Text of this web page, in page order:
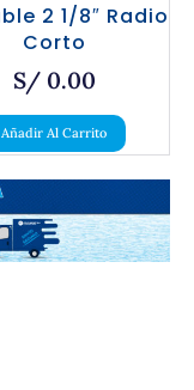
2 1/8″ Radio
Corto
S/0.00
Añadir Al Carrito